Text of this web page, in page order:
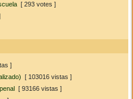
[ 293 votes ]
]
[ 103016 vistas ]
[ 93166 vistas ]